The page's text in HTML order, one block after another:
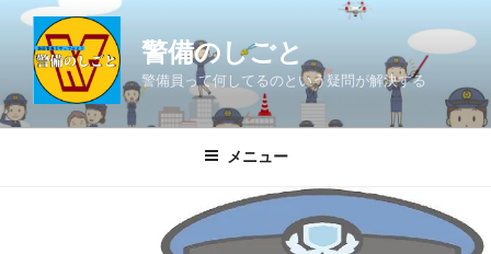
ン
ツ
警備のしごと
警備員って何してるのという疑問が解決する
メニュー